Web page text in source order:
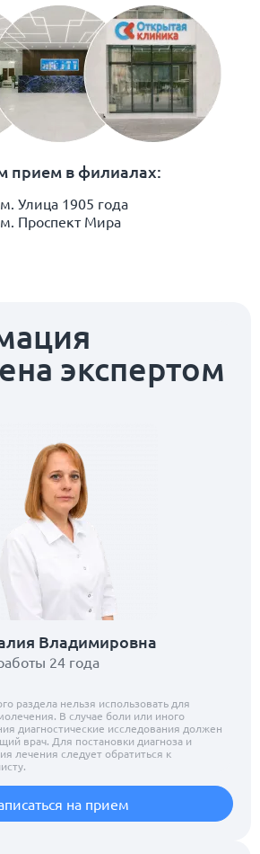
прием в филиалах:
м. Улица 1905 года
м. Проспект Мира
экспертом
Владимировна
24 года
раздела нельзя использовать для
В случае боли или иного
диагностические исследования должен
врач. Для постановки диагноза и
лечения следует обратиться к
на прием